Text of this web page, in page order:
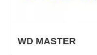
WD MASTER